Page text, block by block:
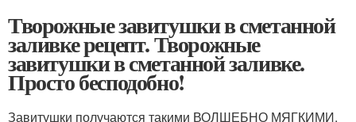
Творожные завитушки в сметанной
заливке рецепт. Творожные
завитушки в сметанной заливке.
Просто бесподобно!
Завитушки получаются такими ВОЛШЕБНО МЯГКИМИ.